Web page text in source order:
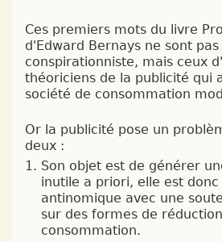
Ces premiers mots du livre
d'Edward Bernays ne sont
conspirationniste, mais ceux
théoriciens de la publicité qui
société de consommation
Or la publicité pose un
deux :
Son objet est de générer
inutile a priori, elle est
antinomique avec une
sur des formes de
consommation.